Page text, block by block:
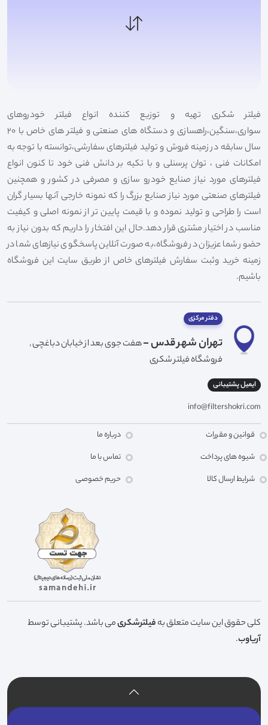
فیلتر شکری تهیه و توزیع کننده انواع فیلتر خودروهای
سواری،سنگین،راهسازی و دستگاه های صنعتی و فیلتر های خاص با 20
سال سابقه در زمینه فروش و تولید فیلترهای سفارشی،توانسته با توجه به
امکانات فنی ، توان پرسنلی و با تکیه بر دانش فنی خود تا کنون انواع
فیلترهای مورد نیاز صنایع خودرو سازی و مصرفی در کشور و همچنین
فیلترهای صنعتی مورد نیاز صنایع بزرگ را که نمونه خارجی آنها بسیار گران
است را طراحی و تولید نموده و با قیمت پایین تر از نمونه اصلی و کیفیت
مناسب در اختیار مشتری قرار دهد.حال این افتخار را داریم که بدون نیاز به
حضور شما عزیزان در فروشگاه،به صورت آنلاین پاسخگوی نیازهای شما در
زمینه خرید وثبت سفارش فیلترهای خاص از طریق سایت این فروشگاه
باشیم.
دفتر مرکزی
تهران شهر قدس -هفت جوی بعد از خیابان دباغچی ,
فروشگاه فیلتر شکری
ایمیل پشتیبانی
info@filtershokri.com
قوانین و مقررات
شیوه های پرداخت
شرایط ارسال کالا
درباره ما
تماس با ما
حریم خصوصی
کلی حقوق این سایت متعلق بهفیلترشکریمی باشد. پشتیبانی توسط
آریاوب.